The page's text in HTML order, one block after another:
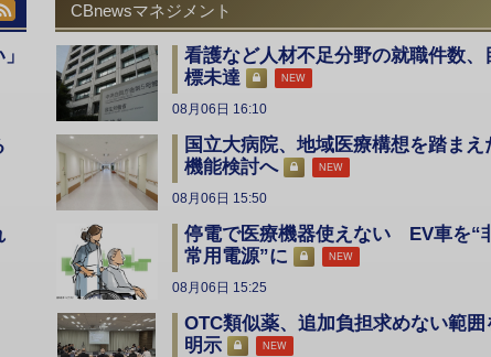
CBnewsマネジメント
看護など人材不足分野の就職件数、
標未達
NEW
08月06日 16:10
国立大病院、地域医療構想を踏まえ
機能検討へ
NEW
08月06日 15:50
停電で医療機器使えない EV車を“
常用電源”に
NEW
08月06日 15:25
OTC類似薬、追加負担求めない範囲
明示
NEW